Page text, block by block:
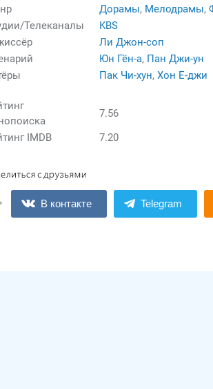
Дорамы, Мелодрамы,
Телеканалы
KBS
Ли Джон-соп
Юн Гён-а, Пан Джи-ун
Пак Чи-хун,Хон Е-джи
7.56
IMDB
7.20
В контакте Telegram